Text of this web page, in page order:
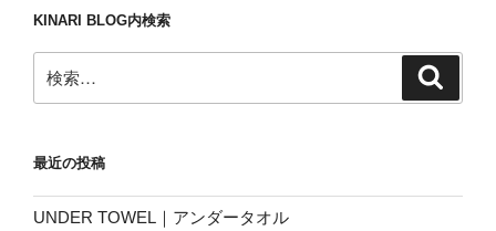
KINARI BLOG内検索
索:
最近の投稿
UNDER TOWEL｜アンダータオル